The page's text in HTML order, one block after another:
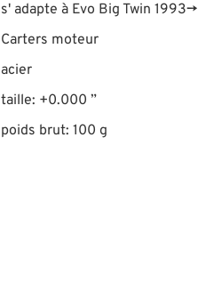
s' adapte à Evo Big Twin 1993→
Carters moteur
acier
taille: +0.000 ”
poids brut: 100 g